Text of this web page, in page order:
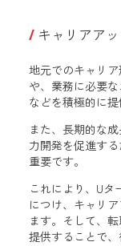
キャリアア
地元でのキャリ
や、業務に必要
などを積極的に提
また、長期的な
力開発を促進す
重要です。
これにより、U
につけ、キャリ
ます。そして、
提供することで、